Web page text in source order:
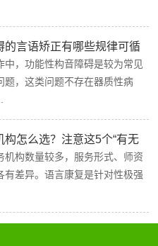
的言语矫正有哪些规律可循
中，功能性构音障碍是较为常见
题，这类问题不存在器质性病
构怎么选？注意这5个“有无
机构数量较多，服务形式、师资
有差异。语言康复是针对性极强